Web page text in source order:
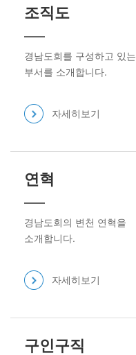
조직도
경남도회를 구성하고 있는
부서를 소개합니다.
자세히보기
연혁
경남도회의 변천 연혁을
소개합니다.
자세히보기
구인구직